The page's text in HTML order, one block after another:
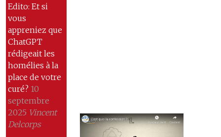
Edito: Et si
vous
appreniez que
ChatGPT
rédigeait les
homélies à la
place de votre
curé? 10
septembre
2025 Vincent
Delcorps